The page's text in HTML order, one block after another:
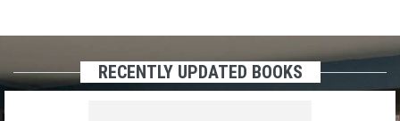
RECENTLY UPDATED BOOKS